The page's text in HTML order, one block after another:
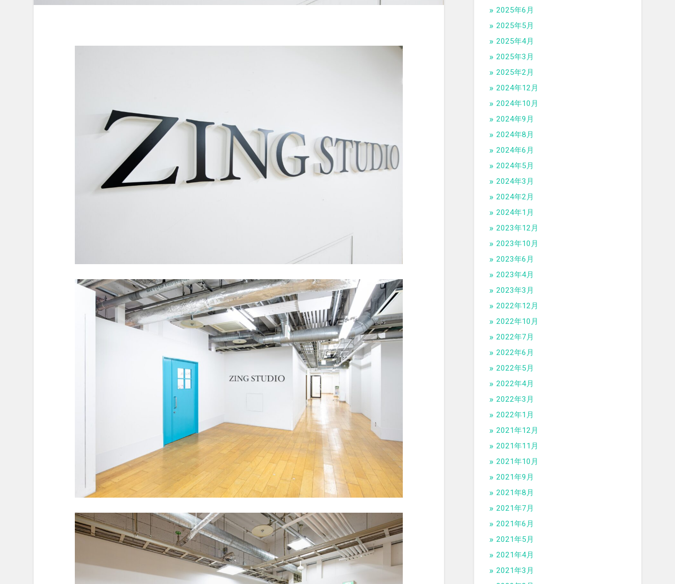
2025年6月
2025年5月
2025年4月
2025年3月
2025年2月
2024年12月
2024年10月
2024年9月
2024年8月
2024年6月
2024年5月
2024年3月
2024年2月
2024年1月
2023年12月
2023年10月
2023年6月
2023年4月
2023年3月
2022年12月
2022年10月
2022年7月
2022年6月
2022年5月
2022年4月
2022年3月
2022年1月
2021年12月
2021年11月
2021年10月
2021年9月
2021年8月
2021年7月
2021年6月
2021年5月
2021年4月
2021年3月